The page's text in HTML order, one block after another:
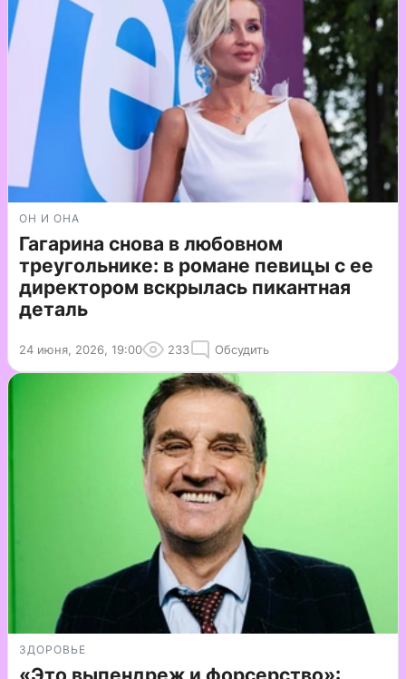
ОН И ОНА
Гагарина снова в любовном
треугольнике: в романе певицы с ее
директором вскрылась пикантная
деталь
24 июня, 2026, 19:00 233 Обсудить
ЗДОРОВЬЕ